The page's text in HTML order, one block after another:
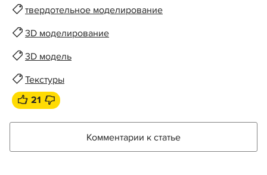
твердотельное моделирование
3D моделирование
3D модель
Текстуры
21
Комментарии к статье